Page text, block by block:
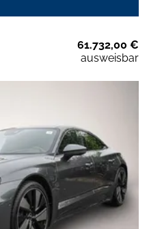
61.732,00 €
ausweisbar